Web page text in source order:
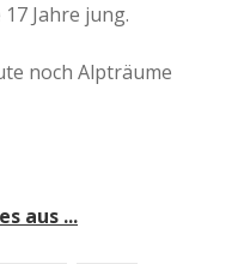
Jahre jung.
noch Alpträume
aus ...